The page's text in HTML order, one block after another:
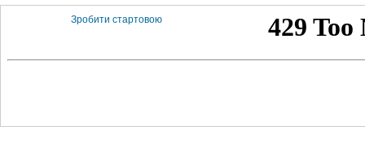
Зробити стартовою